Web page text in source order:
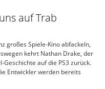
auf Trab
großes Spiele-Kino abfackeln,
kehrt Nathan Drake, der
auf die PS3 zurück.
Entwickler werden bereits